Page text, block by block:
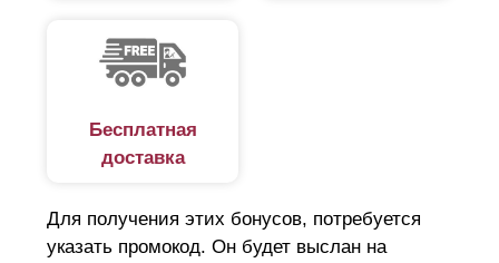
Бесплатная
доставка
Для получения этих бонусов, потребуется
указать промокод. Он будет выслан на